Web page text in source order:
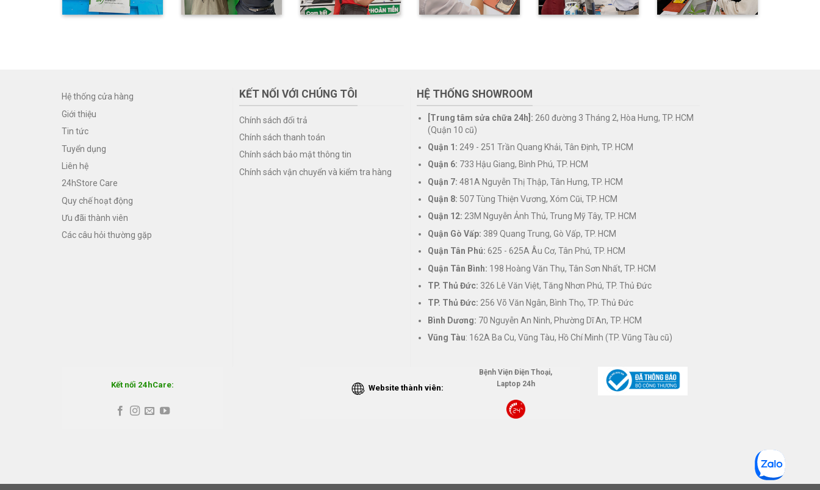
Hệ thống cửa hàng
Giới thiệu
Tin tức
Tuyển dụng
Liên hệ
24hStore Care
Quy chế hoạt động
Ưu đãi thành viên
Các câu hỏi thường gặp
KẾT NỐI VỚI CHÚNG TÔI
Chính sách đổi trả
Chính sách thanh toán
Chính sách bảo mật thông tin
Chính sách vận chuyển và kiểm tra hàng
HỆ THỐNG SHOWROOM
[Trung tâm sửa chữa 24h]: 260 đường 3 Tháng 2, Hòa Hưng, TP. HCM
(Quận 10 cũ)
Quận 1: 249 - 251 Trần Quang Khải, Tân Định, TP. HCM
Quận 6: 733 Hậu Giang, Bình Phú, TP. HCM
Quận 7: 481A Nguyễn Thị Thập, Tân Hưng, TP. HCM
Quận 8: 507 Tùng Thiện Vương, Xóm Cũi, TP. HCM
Quận 12: 23M Nguyễn Ảnh Thủ, Trung Mỹ Tây, TP. HCM
Quận Gò Vấp: 389 Quang Trung, Gò Vấp, TP. HCM
Quận Tân Phú: 625 - 625A Âu Cơ, Tân Phú, TP. HCM
Quận Tân Bình: 198 Hoàng Văn Thụ, Tân Sơn Nhất, TP. HCM
TP. Thủ Đức: 326 Lê Văn Việt, Tăng Nhơn Phú, TP. Thủ Đức
TP. Thủ Đức: 256 Võ Văn Ngân, Bình Thọ, TP. Thủ Đức
Bình Dương: 70 Nguyễn An Ninh, Phường Dĩ An, TP. HCM
Vũng Tàu: 162A Ba Cu, Vũng Tàu, Hồ Chí Minh (TP. Vũng Tàu cũ)
Kết nối 24hCare: Website thành viên:
Bệnh Viện Điện Thoại,
Laptop 24h